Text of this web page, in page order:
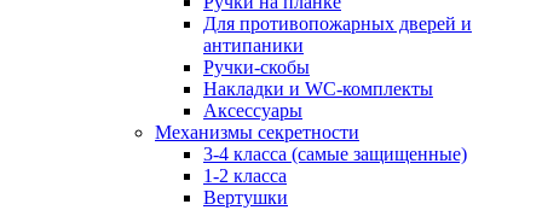
Для противопожарных дверей и
антипаники
Ручки-скобы
Накладки и WC-комплекты
Аксессуары
Механизмы секретности
3-4 класса (самые защищенные)
1-2 класса
Вертушки